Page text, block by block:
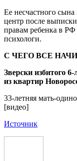
Ее несчастного
центр после
правам ребенка в
психологи.
С ЧЕГО ВСЕ
Зверски избитого
из квартир
33-летняя мать-
[видео]
Источник